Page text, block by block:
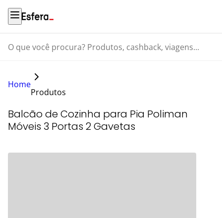
O que você procura? Produtos, cashback, viagens...
Home
Produtos
Balcão de Cozinha para Pia Poliman
Móveis 3 Portas 2 Gavetas